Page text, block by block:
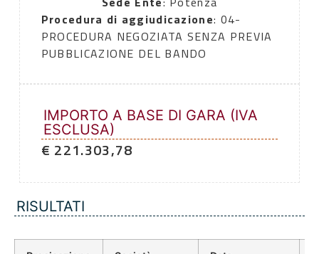
Procedura di aggiudicazione: 04-
PROCEDURA NEGOZIATA SENZA PREVIA
PUBBLICAZIONE DEL BANDO
IMPORTO A BASE DI GARA (IVA
ESCLUSA)
€ 221.303,78
RISULTATI